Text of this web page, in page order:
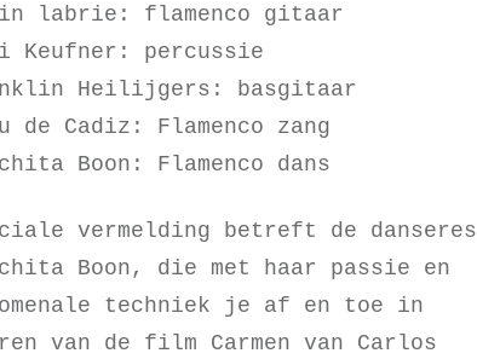
labrie: flamenco gitaar
Keufner: percussie
Heilijgers: basgitaar
de Cadiz: Flamenco zang
Boon: Flamenco dans
vermelding betreft de danseres
Boon, die met haar passie en
techniek je af en toe in
van de film Carmen van Carlos